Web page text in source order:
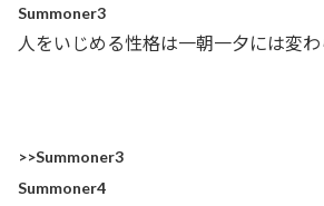
Summoner3
人をいじめる性格は一朝一夕には変わ
>>Summoner3
Summoner4